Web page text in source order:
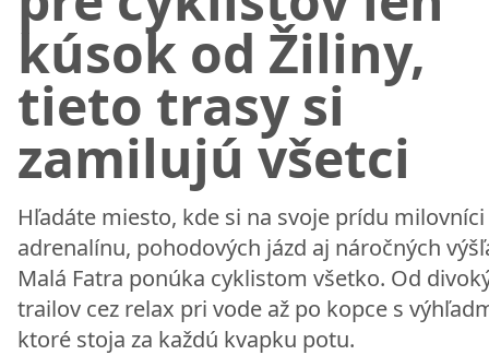
kúsok od Žiliny,
tieto trasy si
zamilujú všetci
Hľadáte miesto, kde si na svoje prídu milovníci
adrenalínu, pohodových jázd aj náročných
Malá Fatra ponúka cyklistom všetko. Od
trailov cez relax pri vode až po kopce s
ktoré stoja za každú kvapku potu.